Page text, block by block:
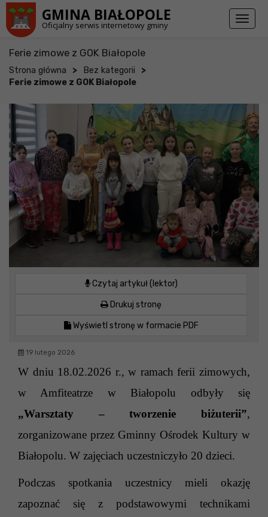
GMINA BIAŁOPOLE
Oficjalny serwis internetowy gminy
Toggle
Ferie zimowe z GOK Białopole
Strona główna > Bez kategorii >
Ferie zimowe z GOK Białopole
Czytaj artykuł (lektor)
Drukuj stronę
Wyświetl stronę w formacie PDF
19 lutego 2026
W dniu 18.02.2026 r., w ramach ferii zimowych,
w Amfiteatrze w Białopolu odbyły się
„Warsztaty – tworzenie biżuterii”,
zorganizowane przez Gminny Ośrodek Kultury w
Białopolu. W zajęciach uczestniczyło 20 dzieci.
Podczas spotkania uczestnicy mieli okazję
zapoznać się z podstawowymi technikami